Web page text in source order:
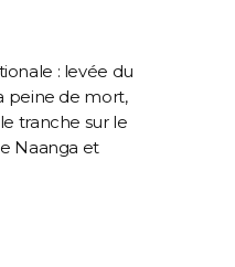
: levée du
peine de mort,
tranche sur le
Naanga et